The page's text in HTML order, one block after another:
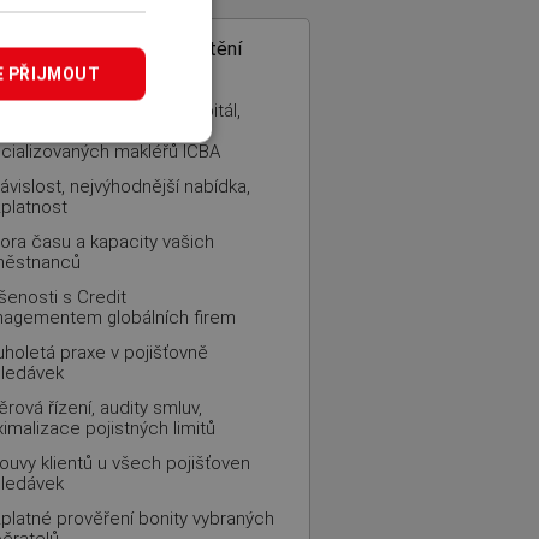
– specialista na pojištění
firma, 100% český kapitál,
z mezinárodní sítě
makléřů ICBA
nejvýhodnější nabídka,
času a kapacity vašich
s Credit
globálních firem
praxe v pojišťovně
řízení, audity smluv,
pojistných limitů
klientů u všech pojišťoven
prověření bonity vybraných
PŘIJMOUT